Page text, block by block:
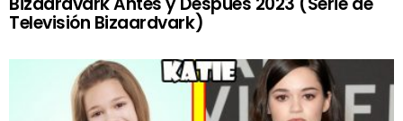
Televisión Bizaardvark)